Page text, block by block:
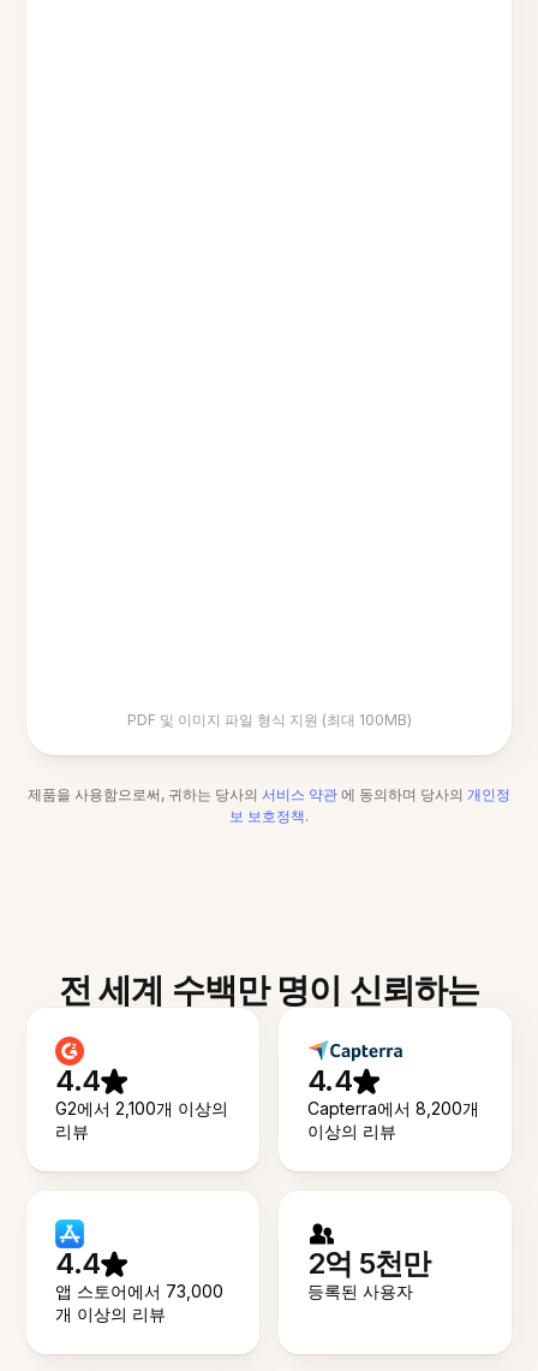
PDF 및 이미지 파일 형식 지원 (최대 100MB)
제품을 사용함으로써, 귀하는 당사의 서비스 약관 에 동의하며 당사의 개인정
보 보호정책.
전 세계 수백만 명이 신뢰하는
4.4
G2에서 2,100개 이상의
리뷰
4.4
Capterra에서 8,200개
이상의 리뷰
4.4
앱 스토어에서 73,000
개 이상의 리뷰
2억 5천만
등록된 사용자